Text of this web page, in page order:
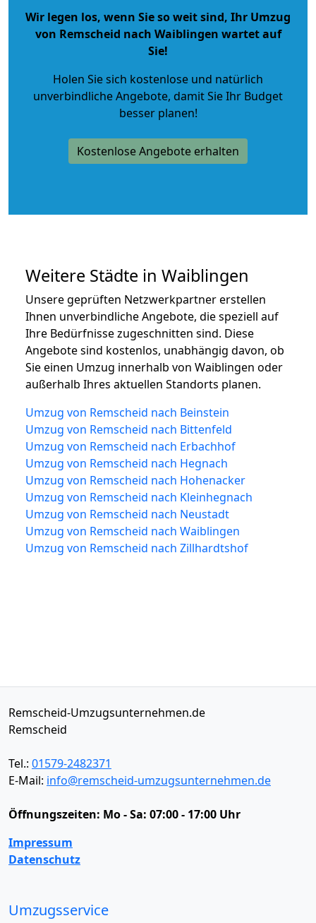
Wir legen los, wenn Sie so weit sind, Ihr Umzug
von Remscheid nach Waiblingen wartet auf
Sie!
Holen Sie sich kostenlose und natürlich
unverbindliche Angebote, damit Sie Ihr Budget
besser planen!
Kostenlose Angebote erhalten
Weitere Städte in Waiblingen
Unsere geprüften Netzwerkpartner erstellen
Ihnen unverbindliche Angebote, die speziell auf
Ihre Bedürfnisse zugeschnitten sind. Diese
Angebote sind kostenlos, unabhängig davon, ob
Sie einen Umzug innerhalb von Waiblingen oder
außerhalb Ihres aktuellen Standorts planen.
Umzug von Remscheid nach Beinstein
Umzug von Remscheid nach Bittenfeld
Umzug von Remscheid nach Erbachhof
Umzug von Remscheid nach Hegnach
Umzug von Remscheid nach Hohenacker
Umzug von Remscheid nach Kleinhegnach
Umzug von Remscheid nach Neustadt
Umzug von Remscheid nach Waiblingen
Umzug von Remscheid nach Zillhardtshof
Remscheid-Umzugsunternehmen.de
Remscheid
Tel.: 01579-2482371
E-Mail: info@remscheid-umzugsunternehmen.de
Öffnungszeiten: Mo - Sa: 07:00 - 17:00 Uhr
Impressum
Datenschutz
Umzugsservice